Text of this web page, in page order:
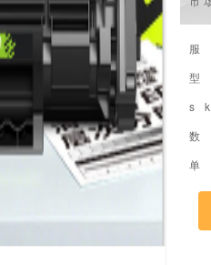
服
型
s
数
单